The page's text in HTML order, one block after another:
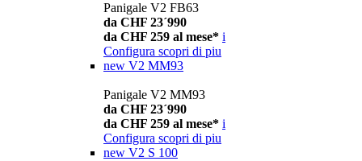
Panigale V2 FB63
da CHF 23´990
da CHF 259 al mese* i
Configura scopri di piu
new V2 MM93
Panigale V2 MM93
da CHF 23´990
da CHF 259 al mese* i
Configura scopri di piu
new V2 S 100